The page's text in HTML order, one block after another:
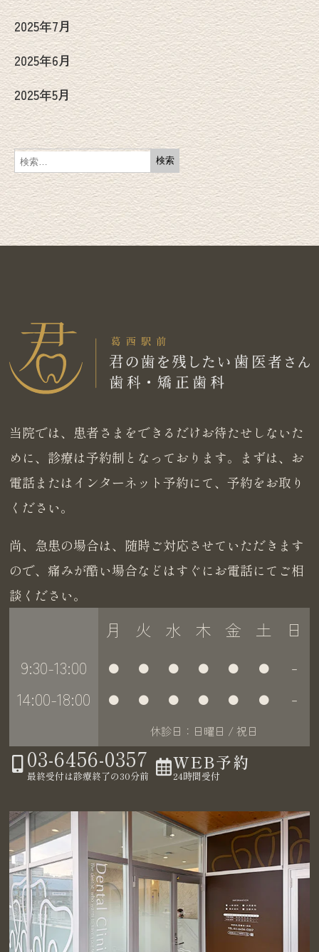
2025年7月
2025年6月
2025年5月
当院では、患者さまをできるだけお待たせしないた
めに、診療は予約制となっております。まずは、お
電話またはインターネット予約にて、予約をお取り
ください。
尚、急患の場合は、随時ご対応させていただきます
ので、痛みが酷い場合などはすぐにお電話にてご相
談ください。
月 火 水 木 金 土
日
9:30-13:00
● ● ● ● ● ● －
14:00-18:00 ● ● ● ● ● ●
－
休診日：日曜日 / 祝日
03-6456-0357
最終受付は診療終了の30分前
WEB予約
24時間受付